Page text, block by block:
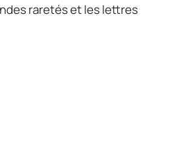
raretés et les lettres